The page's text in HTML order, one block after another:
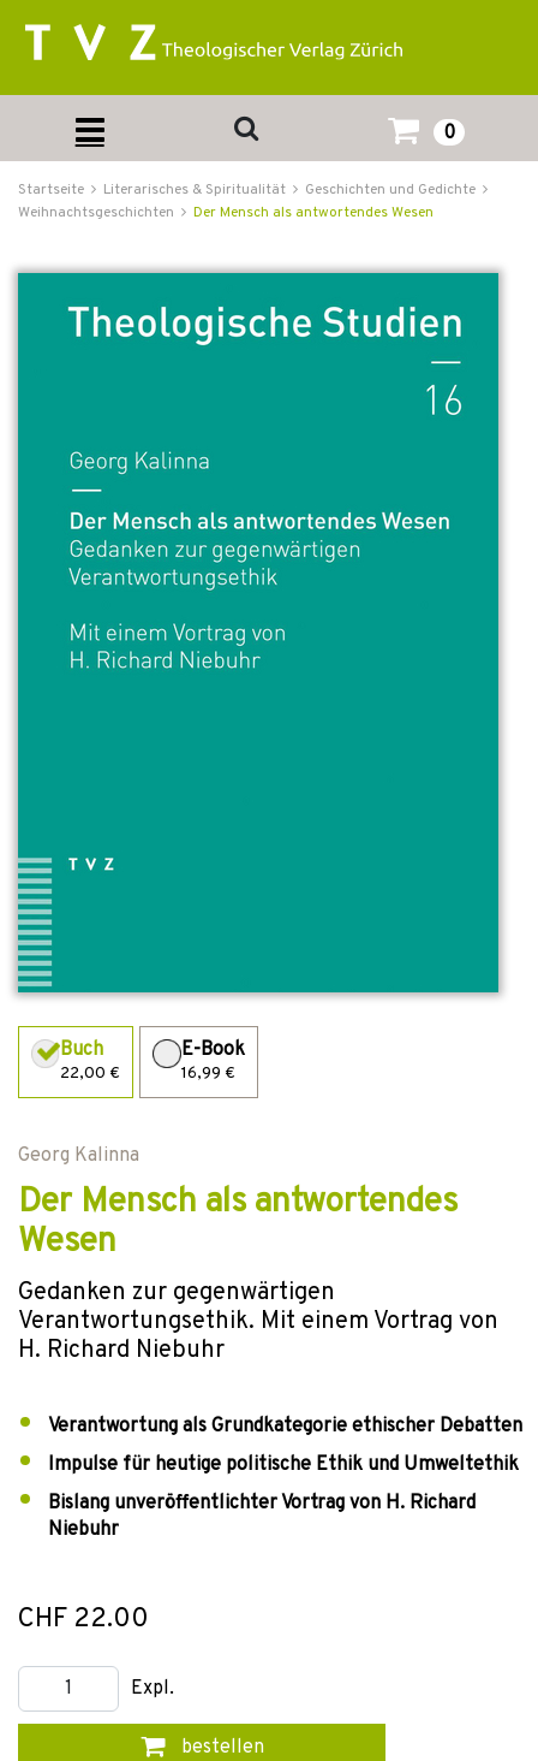
0
Startseite Literarisches & Spiritualität
Geschichten und Gedichte
Weihnachtsgeschichten
Der Mensch als antwortendes Wesen
Buch
22,00 €
E-Book
16,99 €
Georg Kalinna
Der Mensch als antwortendes
Wesen
Gedanken zur gegenwärtigen
Verantwortungsethik. Mit einem Vortrag von
H. Richard Niebuhr
Verantwortung als Grundkategorie ethischer Debatten
Impulse für heutige politische Ethik und Umweltethik
Bislang unveröffentlichter Vortrag von H. Richard
Niebuhr
CHF 22.00
Expl.
bestellen